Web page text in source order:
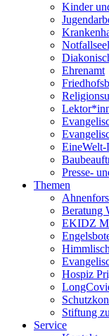
Kinder
Ehrenamt
EineWelt-
Presse-
Themen
Beratung
EKIDZ
Hospiz
Stiftung
Service